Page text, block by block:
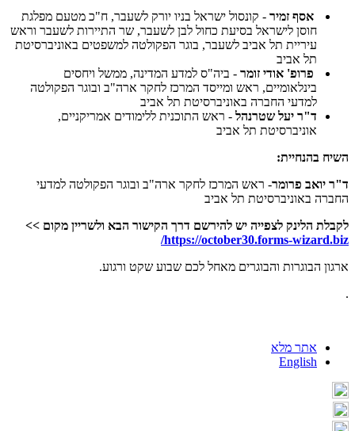
אסף זמיר - קונסול ישראל בניו יורק לשעבר, ח"כ מטעם מפלגת
חוסן לישראל בסיעת כחול לבן לשעבר, שר התיירות לשעבר וראש
עיריית תל אביב לשעבר, בוגר הפקולטה למשפטים באוניברסיטת
תל אביב
פרופ' אודי זומר - ביה"ס למדע המדינה, ממשל ויחסים
בינלאומיים, ראש ומייסד המרכז לחקר ארה"ב ובוגר הפקולטה
למדעי החברה באוניברסיטת תל אביב
ד"ר יעל שטרנהל - ראש התוכנית ללימודים אמריקניים,
אוניברסיטת תל אביב
השיח בהנחיית:
ד"ר יואב פרומר- ראש המרכז לחקר ארה"ב ובוגר הפקולטה למדעי
החברה באוניברסיטת תל אביב
לקבלת הלינק לצפייה יש להירשם דרך הקישור הבא ולשריין מקום >>
https://october30.forms-wizard.biz/
ארגון הבוגרות והבוגרים מאחל לכם שבוע שקט ורגוע.
.
אתר מלא
English